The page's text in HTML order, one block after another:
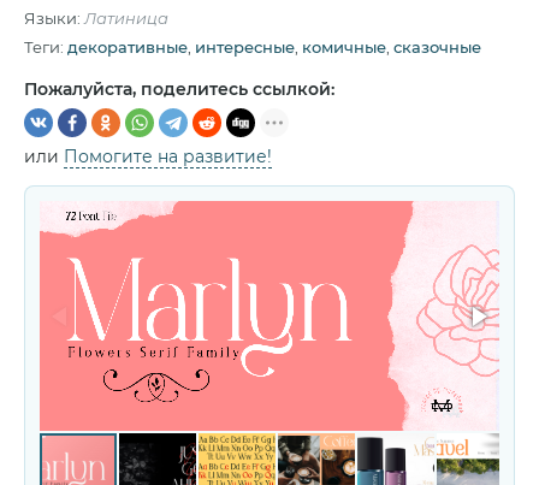
Языки: Латиница
Теги: декоративные интересные комичные сказочные
Пожалуйста, поделитесь ссылкой:
или Помогите на развитие!